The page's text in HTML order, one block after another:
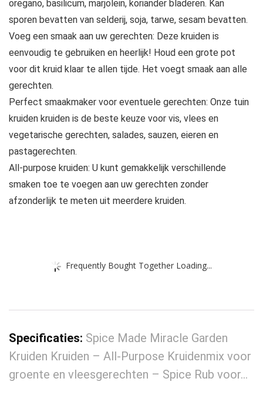
oregano, basilicum, marjolein, koriander bladeren. Kan
sporen bevatten van selderij, soja, tarwe, sesam bevatten.
Voeg een smaak aan uw gerechten: Deze kruiden is
eenvoudig te gebruiken en heerlijk! Houd een grote pot
voor dit kruid klaar te allen tijde. Het voegt smaak aan alle
gerechten.
Perfect smaakmaker voor eventuele gerechten: Onze tuin
kruiden kruiden is de beste keuze voor vis, vlees en
vegetarische gerechten, salades, sauzen, eieren en
pastagerechten.
All-purpose kruiden: U kunt gemakkelijk verschillende
smaken toe te voegen aan uw gerechten zonder
afzonderlijk te meten uit meerdere kruiden.
Frequently Bought Together Loading...
Specificaties: Spice Made Miracle Garden
Kruiden Kruiden – All-Purpose Kruidenmix voor
groente en vleesgerechten – Spice Rub voor…